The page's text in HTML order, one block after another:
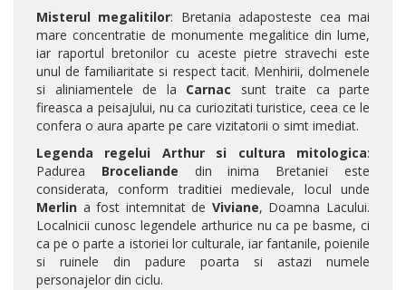
Misterul megalitilor: Bretania adaposteste cea mai
mare concentratie de monumente megalitice din lume,
iar raportul bretonilor cu aceste pietre stravechi este
unul de familiaritate si respect tacit. Menhirii, dolmenele
si aliniamentele de la Carnac sunt traite ca parte
fireasca a peisajului, nu ca curiozitati turistice, ceea ce le
confera o aura aparte pe care vizitatorii o simt imediat.
Legenda regelui Arthur si cultura mitologica:
Padurea Broceliande din inima Bretaniei este
considerata, conform traditiei medievale, locul unde
Merlin a fost intemnitat de Viviane, Doamna Lacului.
Localnicii cunosc legendele arthurice nu ca pe basme, ci
ca pe o parte a istoriei lor culturale, iar fantanile, poienile
si ruinele din padure poarta si astazi numele
personajelor din ciclu.